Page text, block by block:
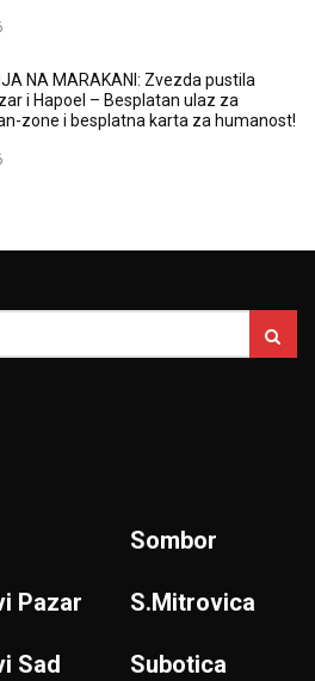
NA MARAKANI: Zvezda pustila
i Hapoel – Besplatan ulaz za
zone i besplatna karta za humanost!
Pazar
Sad
Sombor
S.Mitrovica
Subotica